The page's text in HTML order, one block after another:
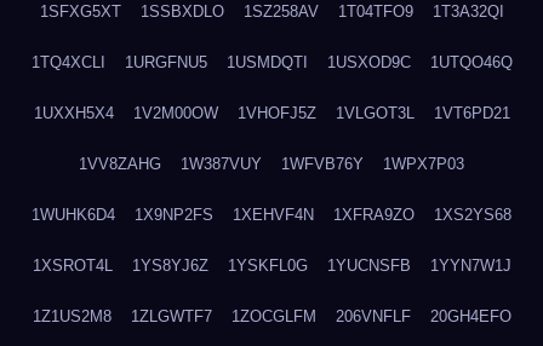
1SFXG5XT 1SSBXDLO 1SZ258AV 1T04TFO9 1T3A32QI
1TQ4XCLI 1URGFNU5 1USMDQTI 1USXOD9C 1UTQO46Q
1UXXH5X4 1V2M00OW 1VHOFJ5Z 1VLGOT3L 1VT6PD21
1VV8ZAHG 1W387VUY 1WFVB76Y 1WPX7P03
1WUHK6D4 1X9NP2FS 1XEHVF4N 1XFRA9ZO 1XS2YS68
1XSROT4L 1YS8YJ6Z 1YSKFL0G 1YUCNSFB 1YYN7W1J
1Z1US2M8 1ZLGWTF7 1ZOCGLFM 206VNFLF 20GH4EFO